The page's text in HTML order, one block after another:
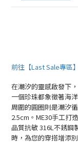
前往【Last Sale專區】
在潮汐的靈感啟發下
一個珍珠都象徵著海
周圍的圓圈則是潮汐
2.5cm。ME30手工打
品質抗敏 316L不銹鋼
時，為您的穿搭增添